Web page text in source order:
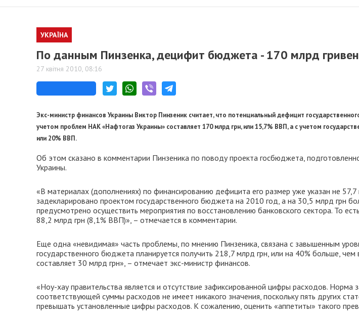
УКРАЇНА
По данным Пинзенка, децифит бюджета - 170 млрд гривен
27 квітня 2010, 08:16
Экс-министр финансов Украины Виктор Пинзеник считает, что потенциальный дефицит
учетом проблем НАК «Нафтогаз Украины» составляет 170 млрд грн, или 15,7% ВВП, а с учетом
или 20% ВВП.
Об этом сказано в комментарии Пинзеника по поводу проекта госбюджета,
Украины.
«В материалах (дополнениях) по финансированию дефицита его размер уже указан не
задекларировано проектом государственного бюджета на 2010 год, а на 30,5 млрд грн
предусмотрено осуществить мероприятия по восстановлению банковского сектора. То
88,2 млрд грн (8,1% ВВП)», – отмечается в комментарии.
Еще одна «невидимая» часть проблемы, по мнению Пинзеника, связана с завышенным
государственного бюджета планируется получить 218,7 млрд грн, или на 40% больше,
составляет 30 млрд грн», – отмечает экс-министр финансов.
«Ноу-хау правительства является и отсутствие зафиксированной цифры расходов. Норма
соответствующей суммы расходов не имеет никакого значения, поскольку пять других
превышать установленные цифры расходов. К сожалению, оценить «аппетиты» такого